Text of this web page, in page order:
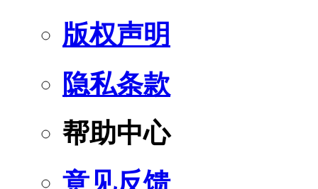
版权声明
隐私条款
帮助中心
意见反馈